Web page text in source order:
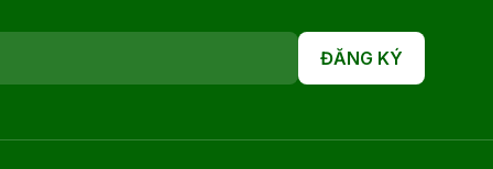
ĐĂNG KÝ